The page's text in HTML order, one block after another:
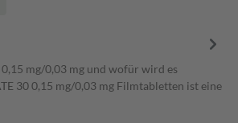
0,15 mg/0,03 mg und wofür wird es
30 0,15 mg/0,03 mg Filmtabletten ist eine